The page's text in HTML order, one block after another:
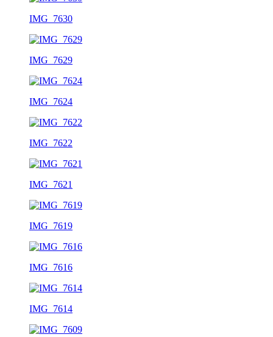
IMG_7630
IMG_7629
IMG_7624
IMG_7622
IMG_7621
IMG_7619
IMG_7616
IMG_7614